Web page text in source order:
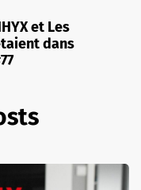
et Les
dans